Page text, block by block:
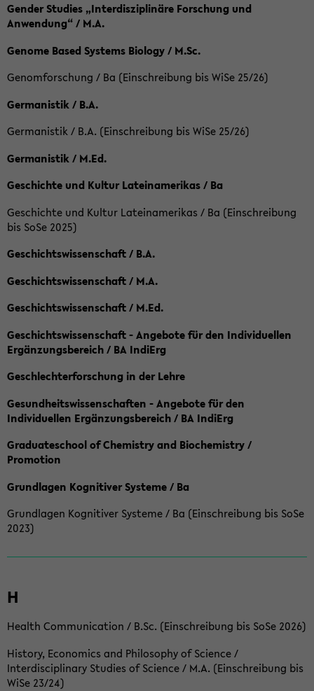
Gender Studies „Interdisziplinäre Forschung und
Anwendung“ / M.A.
Genome Based Systems Biology / M.Sc.
Genomforschung / Ba (Einschreibung bis WiSe 25/26)
Germanistik / B.A.
Germanistik / B.A. (Einschreibung bis WiSe 25/26)
Germanistik / M.Ed.
Geschichte und Kultur Lateinamerikas / Ba
Geschichte und Kultur Lateinamerikas / Ba (Einschreibung
bis SoSe 2025)
Geschichtswissenschaft / B.A.
Geschichtswissenschaft / M.A.
Geschichtswissenschaft / M.Ed.
Geschichtswissenschaft - Angebote für den Individuellen
Ergänzungsbereich / BA IndiErg
Geschlechterforschung in der Lehre
Gesundheitswissenschaften - Angebote für den
Individuellen Ergänzungsbereich / BA IndiErg
Graduateschool of Chemistry and Biochemistry /
Promotion
Grundlagen Kognitiver Systeme / Ba
Grundlagen Kognitiver Systeme / Ba (Einschreibung bis SoSe
2023)
H
Health Communication / B.Sc. (Einschreibung bis SoSe 2026)
History, Economics and Philosophy of Science /
Interdisciplinary Studies of Science / M.A. (Einschreibung bis
WiSe 23/24)